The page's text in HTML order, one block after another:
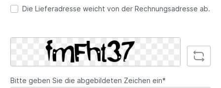
Die Lieferadresse weicht von der Rechnungsadresse ab.
Bitte geben Sie die abgebildeten Zeichen ein*